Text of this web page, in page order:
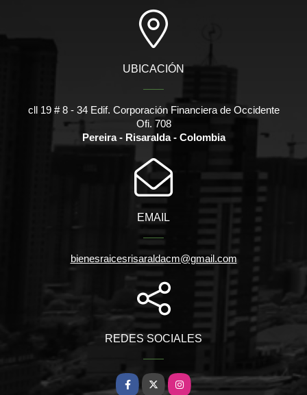
UBICACIÓN
cll 19 # 8 - 34 Edif. Corporación Financiera de Occidente
Ofi. 708
Pereira - Risaralda - Colombia
EMAIL
bienesraicesrisaraldacm@gmail.com
REDES SOCIALES
Facebook
X Instagram